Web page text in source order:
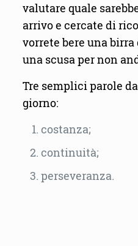
valutare quale
arrivo e cercate di
vorrete bere una
una scusa per non
Tre semplici parole
giorno:
costanza;
continuità;
perseveranza.